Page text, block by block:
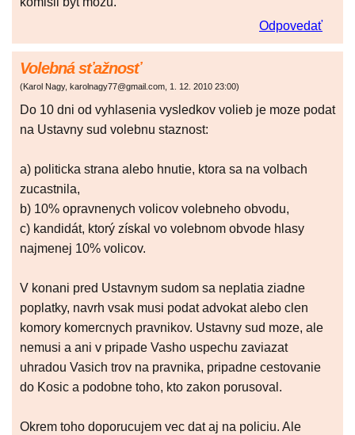
Odpovedať
Volebná sťažnosť
(Karol Nagy, karolnagy77@gmail.com, 1. 12. 2010 23:00)
Do 10 dni od vyhlasenia vysledkov volieb je moze podat
na Ustavny sud volebnu staznost:
a) politicka strana alebo hnutie, ktora sa na volbach
zucastnila,
b) 10% opravnenych volicov volebneho obvodu,
c) kandidát, ktorý získal vo volebnom obvode hlasy
najmenej 10% volicov.
V konani pred Ustavnym sudom sa neplatia ziadne
poplatky, navrh vsak musi podat advokat alebo clen
komory komercnych pravnikov. Ustavny sud moze, ale
nemusi a ani v pripade Vasho uspechu zaviazat
uhradou Vasich trov na pravnika, pripadne cestovanie
do Kosic a podobne toho, kto zakon porusoval.
Okrem toho doporucujem vec dat aj na policiu. Ale